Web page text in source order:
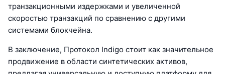
транзакционными издержками и увеличенной
скоростью транзакций по сравнению с другими
системами блокчейна.
В заключение, Протокол Indigo стоит как значительное
продвижение в области синтетических активов,